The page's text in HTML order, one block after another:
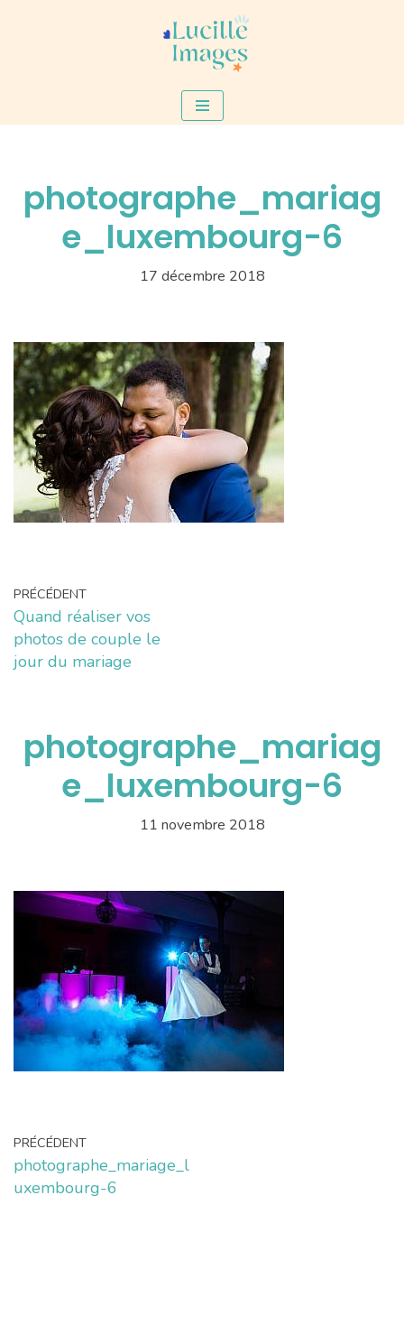
photographe_mariag
e_luxembourg-6
17 décembre 2018
PRÉCÉDENT
Quand réaliser vos
photos de couple le
jour du mariage
photographe_mariag
e_luxembourg-6
11 novembre 2018
PRÉCÉDENT
photographe_mariage_l
uxembourg-6